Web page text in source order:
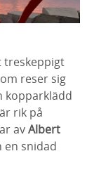
treskeppigt
reser sig
kopparklädd
rik på
avAlbert
en snidad